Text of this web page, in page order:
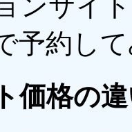
ンサイ
予約し
価格の